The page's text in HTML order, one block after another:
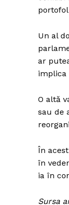
Un al
ar
implica
O altă
sau de
În
în
ia în
Sursa